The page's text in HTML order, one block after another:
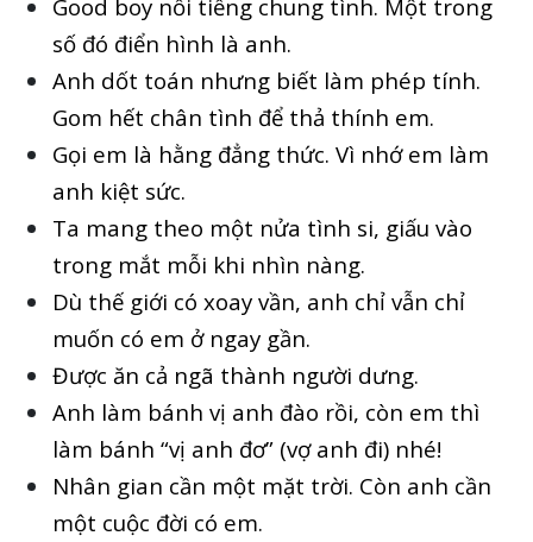
Good boy nổi tiếng chung tình. Một trong
số đó điển hình là anh.
Anh dốt toán nhưng biết làm phép tính.
Gom hết chân tình để thả thính em.
Gọi em là hằng đẳng thức. Vì nhớ em làm
anh kiệt sức.
Ta mang theo một nửa tình si, giấu vào
trong mắt mỗi khi nhìn nàng.
Dù thế giới có xoay vần, anh chỉ vẫn chỉ
muốn có em ở ngay gần.
Được ăn cả ngã thành người dưng.
Anh làm bánh vị anh đào rồi, còn em thì
làm bánh “vị anh đơ” (vợ anh đi) nhé!
Nhân gian cần một mặt trời. Còn anh cần
một cuộc đời có em.